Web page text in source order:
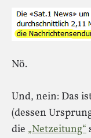
Nö.
Und, nein: Das
(dessen
die „Netzeitung“